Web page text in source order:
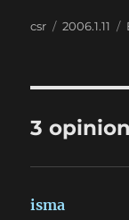
Autor
csr
Publicado
2006.1.11
3
isma